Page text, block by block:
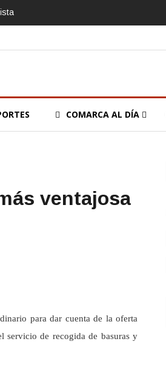
COMARCA AL DÍA
ventajosa
para dar cuenta de la oferta
servicio de recogida de basuras y